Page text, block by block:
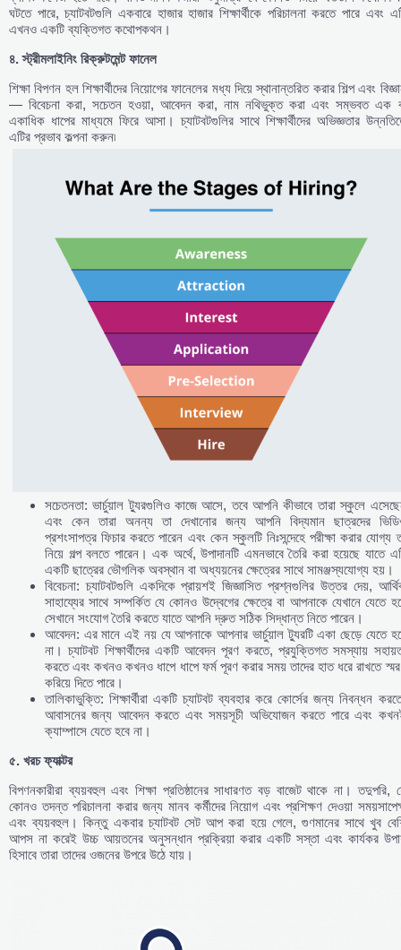
ঘটতে পারে, চ্যাটবটগুলি একবারে হাজার হাজার শিক্ষার্থীকে পরিচালনা করতে পারে এবং
এখনও একটি ব্যক্তিগত কথোপকথন।
৪.স্ট্রীমলাইনিং রিক্রুটমেন্টফানেল
শিক্ষা বিপণন হল শিক্ষার্থীদের নিয়োগের ফানেলের মধ্য দিয়ে স্থানান্তরিত করার শিল্প এবং
— বিবেচনা করা, সচেতন হওয়া, আবেদন করা, নাম নথিভুক্ত করা এবং সম্ভবত এক
একাধিক ধাপের মাধ্যমে ফিরে আসা। চ্যাটবটগুলির সাথে শিক্ষার্থীদের অভিজ্ঞতার
এটির প্রভাব কল্পনা করুন৷
সচেতনতা: ভার্চুয়াল ট্যুরগুলিও কাজে আসে, তবে আপনি কীভাবে তারা স্কুলে
এবং কেন তারা অনন্য তা দেখানোর জন্য আপনি বিদ্যমান ছাত্রদের
প্রশংসাপত্র ফিচার করতে পারেন এবং কেন স্কুলটি নিঃসন্দেহে পরীক্ষা করার যোগ্য
নিয়ে গল্প বলতে পারেন। এক অর্থে, উপাদানটি এমনভাবে তৈরি করা হয়েছে যাতে
একটি ছাত্রের ভৌগলিক অবস্থান বা অধ্যয়নের ক্ষেত্রের সাথে সামঞ্জস্যযোগ্য হয়।
বিবেচনা: চ্যাটবটগুলি একদিকে প্রায়শই জিজ্ঞাসিত প্রশ্নগুলির উত্তর দেয়,
সাহায্যের সাথে সম্পর্কিত যে কোনও উদ্বেগের ক্ষেত্রে বা আপনাকে যেখানে যেতে
সেখানে সংযোগ তৈরি করতে যাতে আপনি দ্রুত সঠিক সিদ্ধান্ত নিতে পারেন।
আবেদন: এর মানে এই নয় যে আপনাকে আপনার ভার্চুয়াল ট্যুরটি একা ছেড়ে যেতে
না। চ্যাটবট শিক্ষার্থীদের একটি আবেদন পূরণ করতে, প্রযুক্তিগত সমস্যায়
করতে এবং কখনও কখনও ধাপে ধাপে ফর্ম পূরণ করার সময় তাদের হাত ধরে রাখতে
করিয়ে দিতে পারে।
তালিকাভুক্তি: শিক্ষার্থীরা একটি চ্যাটবট ব্যবহার করে কোর্সের জন্য নিবন্ধন
আবাসনের জন্য আবেদন করতে এবং সময়সূচী অভিযোজন করতে পারে এবং
ক্যাম্পাসে যেতে হবে না।
৫. খরচফ্যাক্টর
বিপণনকারীরা ব্যয়বহুল এবং শিক্ষা প্রতিষ্ঠানের সাধারণত বড় বাজেট থাকে না। তদুপরি,
কোনও তদন্ত পরিচালনা করার জন্য মানব কর্মীদের নিয়োগ এবং প্রশিক্ষণ দেওয়া
এবং ব্যয়বহুল। কিন্তু একবার চ্যাটবট সেট আপ করা হয়ে গেলে, গুণমানের সাথে খুব
আপস না করেই উচ্চ আয়তনের অনুসন্ধান প্রক্রিয়া করার একটি সস্তা এবং কার্যকর
হিসাবে তারা তাদের ওজনের উপরে উঠে যায়।